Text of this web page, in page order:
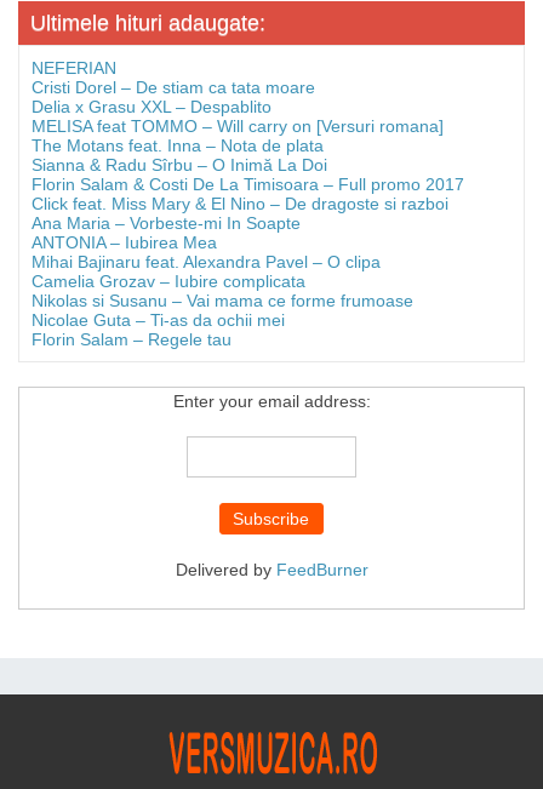
Ultimele hituri adaugate:
NEFERIAN
Cristi Dorel – De stiam ca tata moare
Delia x Grasu XXL – Despablito
MELISA feat TOMMO – Will carry on [Versuri romana]
The Motans feat. Inna – Nota de plata
Sianna & Radu Sîrbu – O Inimă La Doi
Florin Salam & Costi De La Timisoara – Full promo 2017
Click feat. Miss Mary & El Nino – De dragoste si razboi
Ana Maria – Vorbeste-mi In Soapte
ANTONIA – Iubirea Mea
Mihai Bajinaru feat. Alexandra Pavel – O clipa
Camelia Grozav – Iubire complicata
Nikolas si Susanu – Vai mama ce forme frumoase
Nicolae Guta – Ti-as da ochii mei
Florin Salam – Regele tau
Enter your email address:
Delivered by FeedBurner